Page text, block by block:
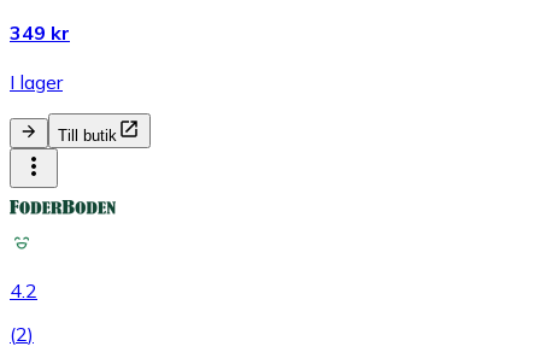
349 kr
I lager
Till butik
4.2
(2)